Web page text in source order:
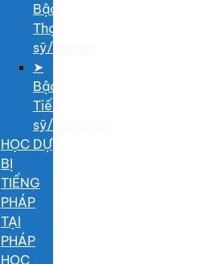
Bậc
Thạc
sỹ/Master
➤
Bậc
Tiến
sỹ/Doctorat
HỌC DỰ
BỊ
TIẾNG
PHÁP
TẠI
PHÁP
HỌC